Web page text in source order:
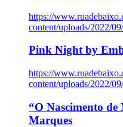
https://
content/uploads/2022/
Pink Night by
https://
content/uploads/2022/
“O Nascimento
Marques